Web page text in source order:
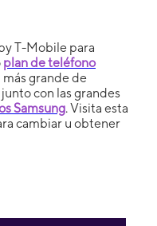
T-Mobile para
plan de teléfono
más grande de
con las grandes
Samsung. Visita esta
cambiar u obtener